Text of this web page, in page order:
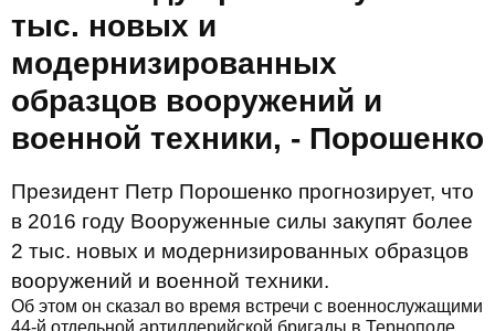
тыс. новых и
модернизированных
образцов вооружений и
военной техники, - Порошенко
Президент Петр Порошенко прогнозирует, что
в 2016 году Вооруженные силы закупят более
2 тыс. новых и модернизированных образцов
вооружений и военной техники.
Об этом он сказал во время встречи с военнослужащими
44-й отдельной артиллерийской бригады в Тернополе,